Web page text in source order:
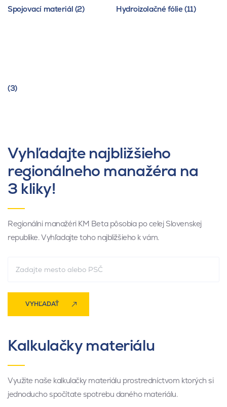
Spojovací materiál (2) Hydroizolačné fólie (11)
(3)
Vyhľadajte najbližšieho
regionálneho manažéra na
3 kliky!
Regionálni manažéri KM Beta pôsobia po celej Slovenskej
republike. Vyhľadajte toho najbližšieho k vám.
VYHĽADAŤ
Kalkulačky materiálu
Využite naše kalkulačky materiálu prostredníctvom ktorých si
jednoducho spočítate spotrebu daného materiálu.